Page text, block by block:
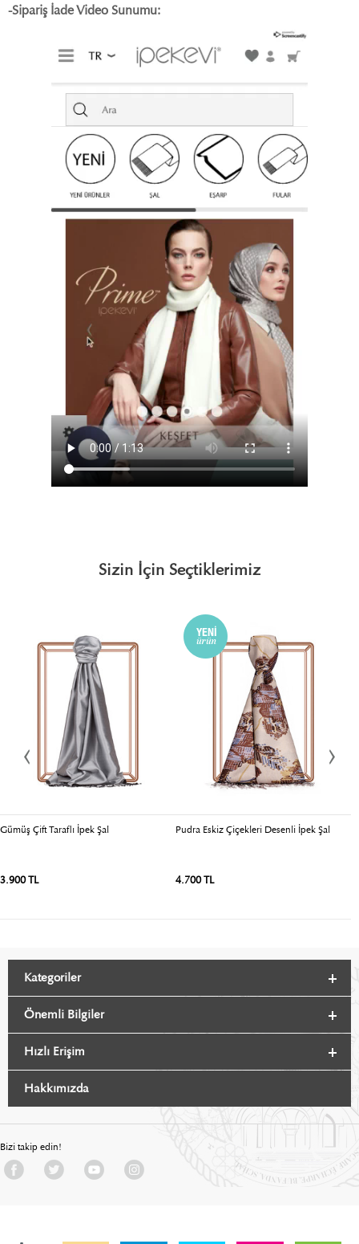
-Sipariş İade Video Sunumu:
Sizin İçin Seçtiklerimiz
Gümüş Çift Taraflı İpek Şal
3.900 TL
Pudra Eskiz Çiçekleri Desenli İpek Şal
4.700 TL
Kategoriler
Önemli Bilgiler
Hızlı Erişim
Hakkımızda
Bizi takip edin!